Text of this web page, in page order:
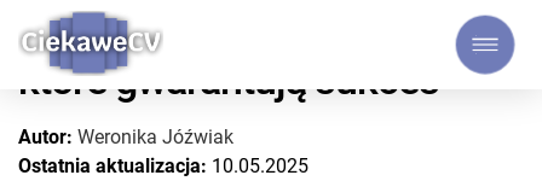
Spedytor CV – wskazówki,
które gwarantują sukces
Autor: Weronika Jóźwiak
Ostatnia aktualizacja: 10.05.2025